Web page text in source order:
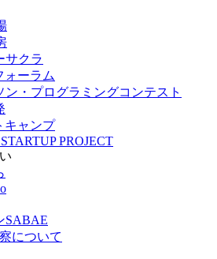
サクラ
ォーラム
ン・プログラミングコンテスト
キャンプ
PROJECT
SABAE
について